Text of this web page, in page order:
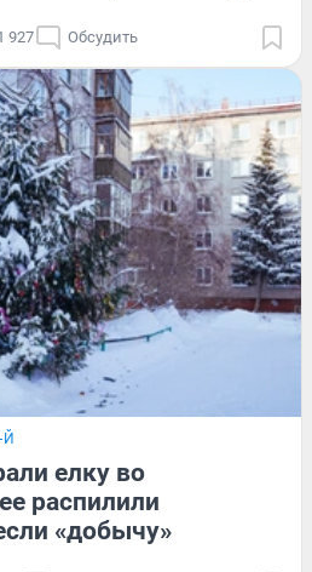
927 Обсудить
Й
елку во
распилили
«добычу»